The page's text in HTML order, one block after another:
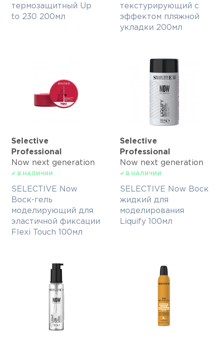
термозащитный Up
to 230 200мл
текстурирующий с
эффектом пляжной
укладки 200мл
Selective
Professional
Now next generation
✔ В НАЛИЧИИ
SELECTIVE Now
Воск-гель
моделирующий для
эластичной фиксации
Flexi Touch 100мл
Selective
Professional
Now next generation
✔ В НАЛИЧИИ
SELECTIVE Now Воск
жидкий для
моделирования
Liquify 100мл